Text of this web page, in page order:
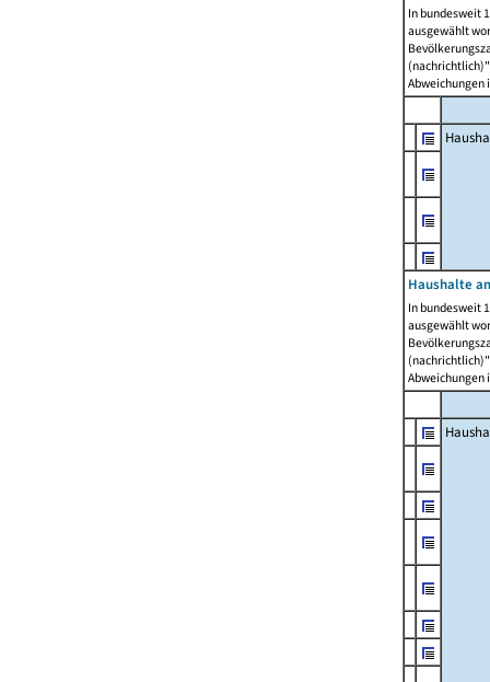
In bundesweit
ausgewählt
Abweichungen
Haushalte
In bundesweit
ausgewählt
Abweichungen